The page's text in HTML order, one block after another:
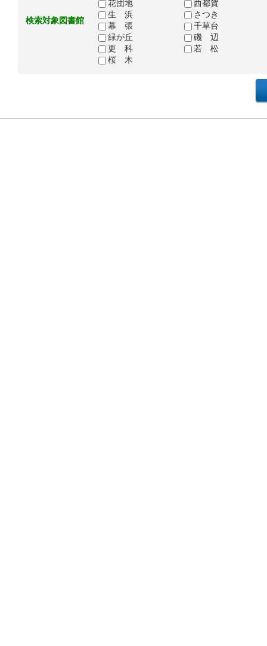
検索対象図書館
花団地
西都賀
生 浜
さつき
幕 張
千草台
緑が丘
磯 辺
更 科
若 松
桜 木